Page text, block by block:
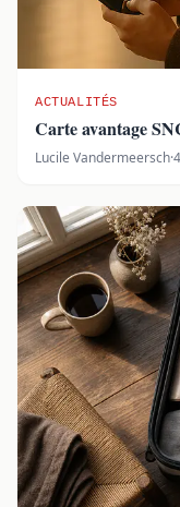
ACTUALITÉS
Carte avantage
Lucile Vandermeersch·